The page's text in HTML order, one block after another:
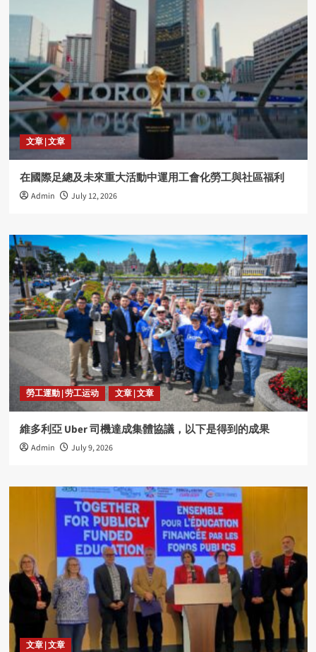
文章 | 文章
在國際足總及未來重大活動中運用工會化勞工與社區福利
Admin July 12, 2026
勞工運動 | 劳工运动 文章 | 文章
維多利亞 Uber 司機達成集體協議，以下是得到的成果
Admin July 9, 2026
文章 | 文章